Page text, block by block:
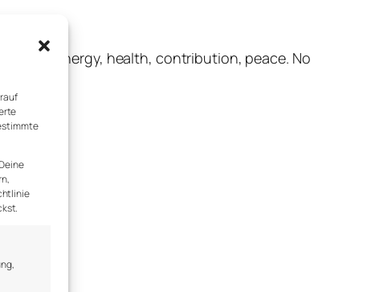
energy, health, contribution, peace. No